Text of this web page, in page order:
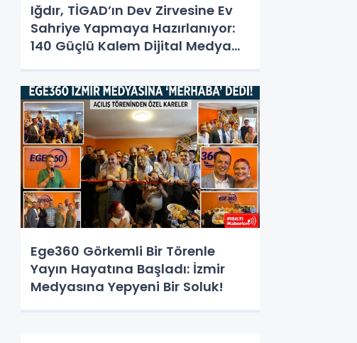
Iğdır, TİGAD’ın Dev Zirvesine Ev
Sahriye Yapmaya Hazırlanıyor:
140 Güçlü Kalem Dijital Medya
Ege360 Görkemli Bir Törenle
Yayın Hayatına Başladı: İzmir
Medyasına Yepyeni Bir Soluk!